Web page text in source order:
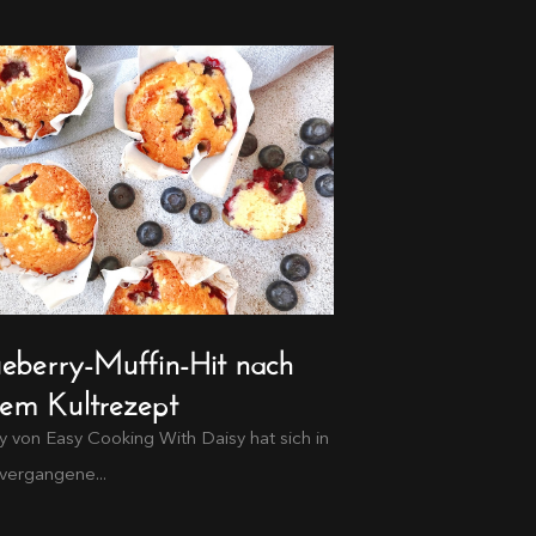
Muffin-Hit nach
Kultrezept
von Easy Cooking With Daisy hat sich in